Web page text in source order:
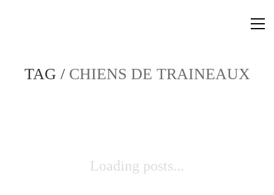
TAG / CHIENS DE TRAINEAUX
Loading posts...